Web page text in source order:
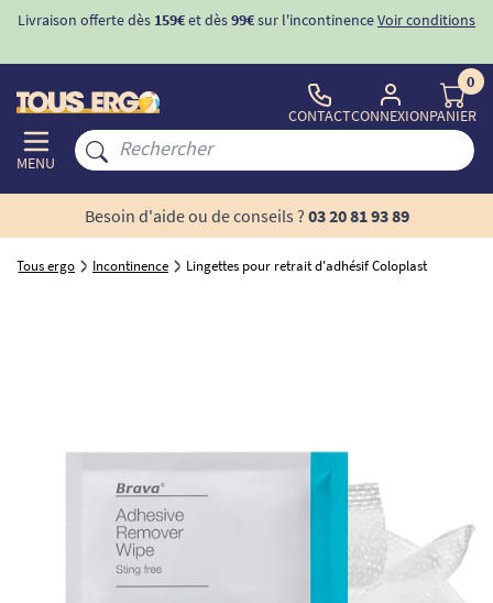
Livraison offerte dès 159€et dès99€sur l'incontinenceVoir conditions
MENU
CONTACTCONNEXION
0
PANIER
Besoin d'aide ou de conseils ? 03 20 81 93 89
Tous ergo Incontinence Lingettes pour retrait d'adhésif Coloplast